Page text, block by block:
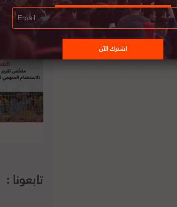
تعرب عن إدانتها لجرائم
والأراضي الفلسطينية
تابعونا :